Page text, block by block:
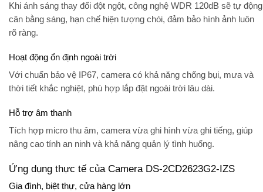
Khi ánh sáng thay đổi đột ngột, công nghệ WDR 120dB sẽ tự động
cân bằng sáng, hạn chế hiện tượng chói, đảm bảo hình ảnh luôn
rõ ràng.
Hoạt động ổn định ngoài trời
Với chuẩn bảo vệ IP67, camera có khả năng chống bụi, mưa và
thời tiết khắc nghiệt, phù hợp lắp đặt ngoài trời lâu dài.
Hỗ trợ âm thanh
Tích hợp micro thu âm, camera vừa ghi hình vừa ghi tiếng, giúp
nâng cao tính an ninh và khả năng quản lý tình huống.
Ứng dụng thực tế của Camera DS-2CD2623G2-IZS
Gia đình, biệt thự, cửa hàng lớn